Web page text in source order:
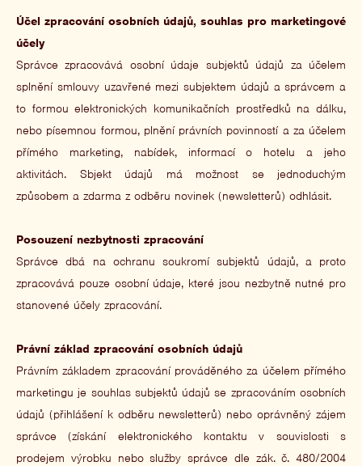
Účel zpracování osobních údajů, souhlas pro marketingové
účely
Správce zpracovává osobní údaje subjektů údajů za účelem
splnění smlouvy uzavřené mezi subjektem údajů a správcem a
to formou elektronických komunikačních prostředků na dálku,
nebo písemnou formou, plnění právních povinností a za účelem
přímého marketing, nabídek, informací o hotelu a jeho
aktivitách. Sbjekt údajů má možnost se jednoduchým
způsobem a zdarma z odběru novinek (newsletterů) odhlásit.
Posouzení nezbytnosti zpracování
Správce dbá na ochranu soukromí subjektů údajů, a proto
zpracovává pouze osobní údaje, které jsou nezbytně nutné pro
stanovené účely zpracování.
Právní základ zpracování osobních údajů
Právním základem zpracování prováděného za účelem přímého
marketingu je souhlas subjektů údajů se zpracováním osobních
údajů (přihlášení k odběru newsletterů) nebo oprávněný zájem
správce (získání elektronického kontaktu v souvislosti s
prodejem výrobku nebo služby správce dle zák. č. 480/2004